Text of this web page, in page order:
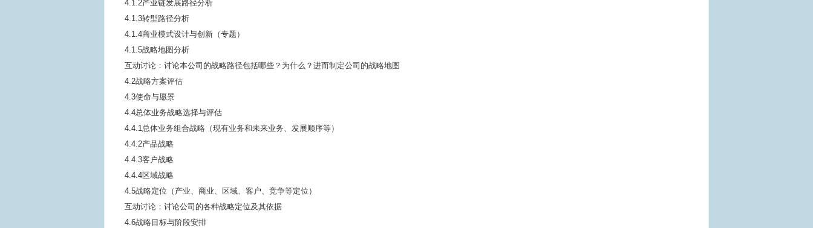
4.1.2产业链发展路径分析
4.1.3转型路径分析
4.1.4商业模式设计与创新（专题）
4.1.5战略地图分析
互动讨论：讨论本公司的战略路径包括哪些？为什么？进而制定公司的战略地图
4.2战略方案评估
4.3使命与愿景
4.4总体业务战略选择与评估
4.4.1总体业务组合战略（现有业务和未来业务、发展顺序等）
4.4.2产品战略
4.4.3客户战略
4.4.4区域战略
4.5战略定位（产业、商业、区域、客户、竞争等定位）
互动讨论：讨论公司的各种战略定位及其依据
4.6战略目标与阶段安排